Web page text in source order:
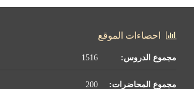
احصاءات الموقع
مجموع الدروس:
مجموع المحاضرات: